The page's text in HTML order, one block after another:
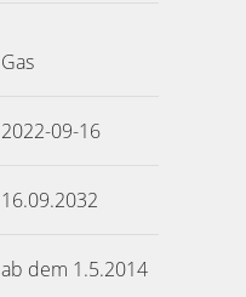
Gas
2022-09-16
16.09.2032
ab dem 1.5.2014